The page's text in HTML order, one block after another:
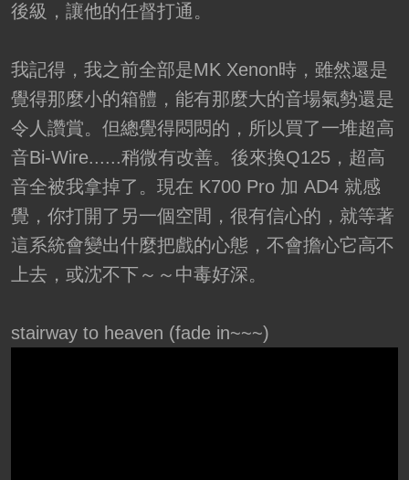
後級，讓他的任督打通。
我記得，我之前全部是MK Xenon時，雖然還是
覺得那麼小的箱體，能有那麼大的音場氣勢還是
令人讚賞。但總覺得悶悶的，所以買了一堆超高
音Bi-Wire......稍微有改善。後來換Q125，超高
音全被我拿掉了。現在 K700 Pro 加 AD4 就感
覺，你打開了另一個空間，很有信心的，就等著
這系統會變出什麼把戲的心態，不會擔心它高不
上去，或沈不下～～中毒好深。
stairway to heaven (fade in~~~)